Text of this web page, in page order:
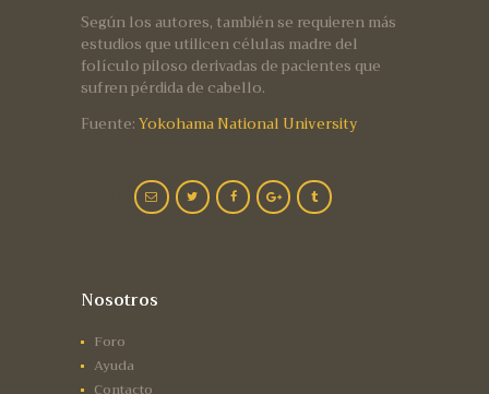
Según los autores, también se requieren más
estudios que utilicen células madre del
folículo piloso derivadas de pacientes que
sufren pérdida de cabello.
Fuente:Yokohama National University
Nosotros
Foro
Ayuda